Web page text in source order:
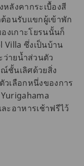
ลังคากระเบื้องสี
อนรับแขกผู้เข้าพัก
งเกาะโยรนนั้นก็
Villa ซึ่งเป็นบ้าน
ายน้ำส่วนตัว
ชั้นเลิศด้วยสิ่ง
เลือกหนึ่งของการ
ะอาหารเช้าฟรีไว้